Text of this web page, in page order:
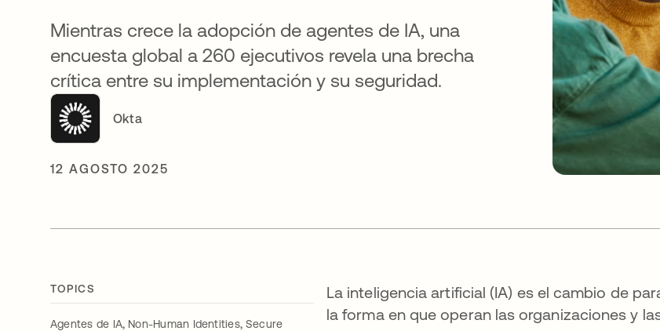
Mientras crece la adopción de agentes de IA, una
encuesta global a 260 ejecutivos revela una brecha
crítica entre su implementación y su seguridad.
Okta
12 AGOSTO 2025
TOPICS
Agentes de IA, Non-Human Identities, Secure
La inteligencia artificial (IA) es el cambio de
la forma en que operan las organizaciones y